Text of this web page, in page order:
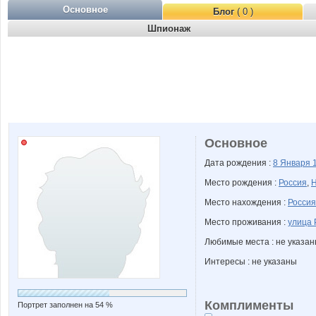
Основное Блог( 0 )
Шпионаж
Портрет заполнен на 54 %
Основное
Дата рождения : 8 Января
Место рождения : Россия,
Место нахождения : Россия
Место проживания : улица
Любимые места : не
Интересы : не указаны
Комплименты